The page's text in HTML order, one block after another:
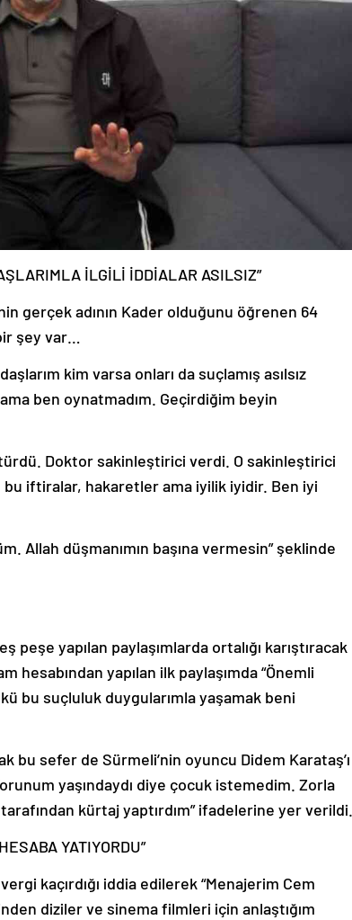
İLGİLİ İDDİALAR ASILSIZ”
gerçek adının Kader olduğunu öğrenen 64
şey var…
kim varsa onları da suçlamış asılsız
ben oynatmadım. Geçirdiğim beyin
Doktor sakinleştirici verdi. O sakinleştirici
bu iftiralar, hakaretler ama iyilik iyidir. Ben iyi
Allah düşmanımın başına vermesin” şeklinde
peşe yapılan paylaşımlarda ortalığı karıştıracak
yapılan ilk paylaşımda “Önemli
bu suçluluk duygularımla yaşamak beni
bu sefer de Sürmeli’nin oyuncu Didem Karataş’ı
yaşındaydı diye çocuk istemedim. Zorla
kürtaj yaptırdım” ifadelerine yer verildi.
YATIYORDU”
kaçırdığı iddia edilerek “Menajerim Cem
diziler ve sinema filmleri için anlaştığım